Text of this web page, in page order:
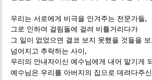
우리는 서로에게 비극을 안겨주는 전문가들,
그로 인하여 걸림돌에 걸려 비틀거리다가
그 일이 없었으면 결코 보지 못했을 것들을
넘어지고 추락하는 사이 ,
우리의 안내자이신 예수님에게 내어 맡기게
예수님은 우리를 아버지의 집으로 데려다주
Sketchbook5, 스케치
Sketchbook5, 스케치